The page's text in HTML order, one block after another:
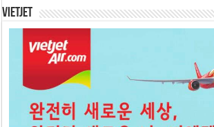
Vietjet